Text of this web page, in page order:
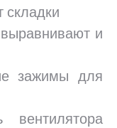
складки
и
зажимы для
вентилятора